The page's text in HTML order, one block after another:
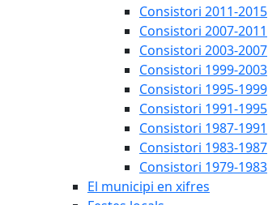
Consistori 2011-2015
Consistori 2007-2011
Consistori 2003-2007
Consistori 1999-2003
Consistori 1995-1999
Consistori 1991-1995
Consistori 1987-1991
Consistori 1983-1987
Consistori 1979-1983
El municipi en xifres